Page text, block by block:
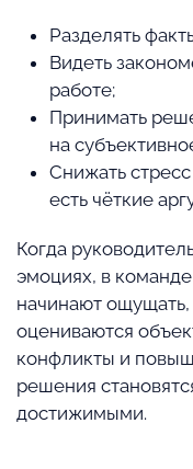
Разделять
Видеть
работе;
Принимать
на
Снижать
есть чёткие
Когда
эмоциях, в
начинают
оцениваются
конфликты и
решения
достижимыми.